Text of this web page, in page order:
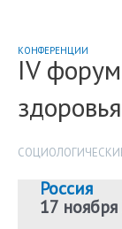
КОНФЕРЕНЦИИ
IV
Россия
17